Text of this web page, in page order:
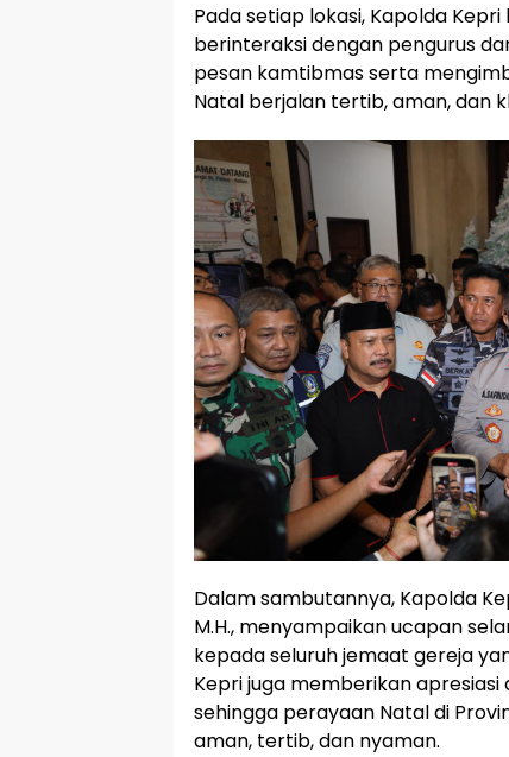
Pada setiap lokasi, Kapolda
berinteraksi dengan pengurus
pesan kamtibmas serta
Natal berjalan tertib, aman, dan
Dalam sambutannya, Kapolda
M.H., menyampaikan ucapan
kepada seluruh jemaat gereja
Kepri juga memberikan apresiasi
sehingga perayaan Natal di
aman, tertib, dan nyaman.